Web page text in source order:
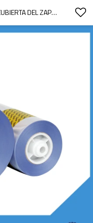
FILM RETRÁCTIL DE PVC ( DE LA CUBIERTA DEL ZAPATO )